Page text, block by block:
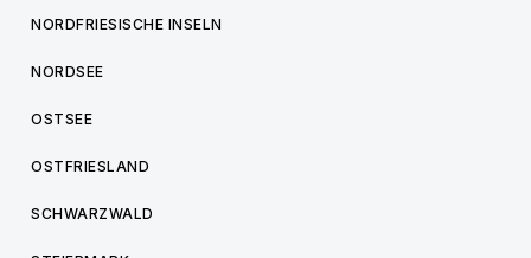
NORDFRIESISCHE INSELN
NORDSEE
OSTSEE
OSTFRIESLAND
SCHWARZWALD